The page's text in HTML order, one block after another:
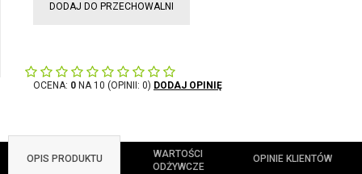
DODAJ DO PRZECHOWALNI
OCENA: 0 NA 10 (OPINII: 0) DODAJ OPINIĘ
OPIS PRODUKTU
WARTOŚCI
ODŻYWCZE
OPINIE KLIENTÓW